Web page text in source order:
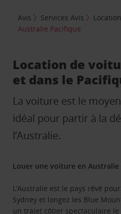
Avis Services Avis
Australie Pacifique
Location de
et dans le
La voiture est le
idéal pour partir à la
l’Australie.
Louer une voiture en Australie
L’Australie est le pays rêvé
Sydney et longez les Blue
un trajet côtier spectaculaire